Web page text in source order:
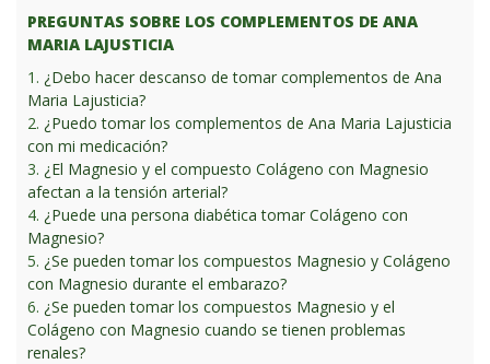
PREGUNTAS SOBRE LOS COMPLEMENTOS DE ANA
MARIA LAJUSTICIA
1. ¿Debo hacer descanso de tomar complementos de Ana
Maria Lajusticia?
2. ¿Puedo tomar los complementos de Ana Maria Lajusticia
con mi medicación?
3. ¿El Magnesio y el compuesto Colágeno con Magnesio
afectan a la tensión arterial?
4. ¿Puede una persona diabética tomar Colágeno con
Magnesio?
5. ¿Se pueden tomar los compuestos Magnesio y Colágeno
con Magnesio durante el embarazo?
6. ¿Se pueden tomar los compuestos Magnesio y el
Colágeno con Magnesio cuando se tienen problemas
renales?